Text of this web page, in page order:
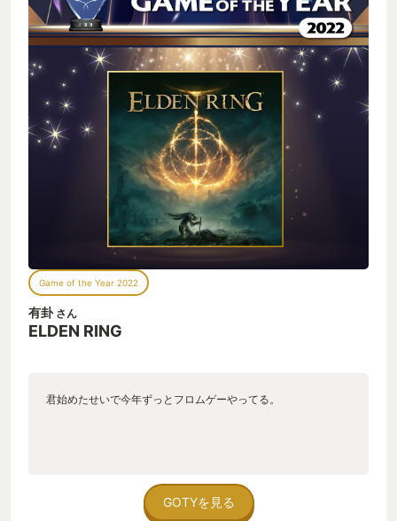
よーとあからさまに匂わせる要素が少なく、数多ある分岐や選
択肢を自分で考え選ぶからこそ、結末を受け入れやすく、それ
を楽しめたら全て正解と言える。 他にもまだまだ語りつくせな
い程の魅力が詰まっており、このゲームを超えるゲームにはな
かなか出会えないであろうと思わされた圧倒的良作。 マイナス
点が見当たらないと思えるほど個人的には神ゲー。 しいて言う
なら、そもそもの世界観が苦手な人、ダークソウル系が苦手な
人、遊ぶ時間が取れないもしくはもっとライトに遊びたい人、
育成や行先など自分で考えたりすることが面倒に感じる人等に
はお勧めできないかなという印象。 ダークソウル等に比べ遊び
やすくなったとはいえ、世のゲームの中で比較すると難易度は
高めの位置づけ。 また、ソウルシリーズ等馴染みのある人には
いつも通りだが、NPCイベントのわかりづらさに躓く人は少な
くないかも？ 何はともあれ、一度は遊んでみてほしいタイト
Game of the Year 2022
有卦さん
ELDEN RING
君始めたせいで今年ずっとフロムゲーやってる。
GOTYを見る